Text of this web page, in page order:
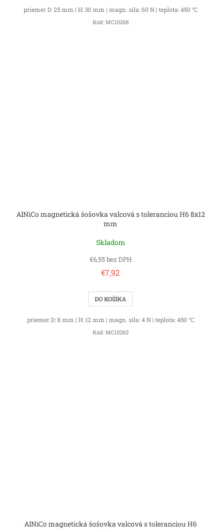
priemer D: 25 mm | H: 30 mm | magn. sila: 60 N | teplota: 450 °C
Kód: MC10268
AlNiCo magnetická šošovka valcová s toleranciou H6 8x12
mm
Skladom
€6,55 bez DPH
€7,92
DO KOŠÍKA
priemer D: 8 mm | H: 12 mm | magn. sila: 4 N | teplota: 450 °C
Kód: MC10263
AlNiCo magnetická šošovka valcová s toleranciou H6